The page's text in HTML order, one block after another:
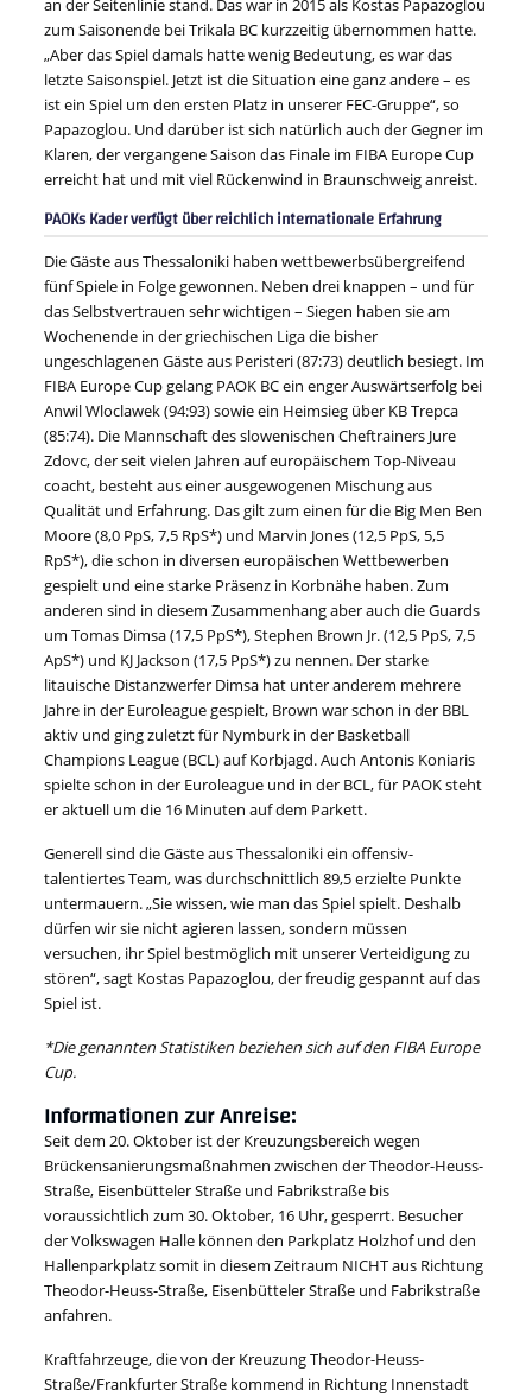
an der Seitenlinie stand. Das war in 2015 als Kostas Papazoglou
zum Saisonende bei Trikala BC kurzzeitig übernommen hatte.
„Aber das Spiel damals hatte wenig Bedeutung, es war das
letzte Saisonspiel. Jetzt ist die Situation eine ganz andere – es
ist ein Spiel um den ersten Platz in unserer FEC-Gruppe“, so
Papazoglou. Und darüber ist sich natürlich auch der Gegner im
Klaren, der vergangene Saison das Finale im FIBA Europe Cup
erreicht hat und mit viel Rückenwind in Braunschweig anreist.
PAOKs Kader verfügt über reichlich internationale Erfahrung
Die Gäste aus Thessaloniki haben wettbewerbsübergreifend
fünf Spiele in Folge gewonnen. Neben drei knappen – und für
das Selbstvertrauen sehr wichtigen – Siegen haben sie am
Wochenende in der griechischen Liga die bisher
ungeschlagenen Gäste aus Peristeri (87:73) deutlich besiegt. Im
FIBA Europe Cup gelang PAOK BC ein enger Auswärtserfolg bei
Anwil Wloclawek (94:93) sowie ein Heimsieg über KB Trepca
(85:74). Die Mannschaft des slowenischen Cheftrainers Jure
Zdovc, der seit vielen Jahren auf europäischem Top-Niveau
coacht, besteht aus einer ausgewogenen Mischung aus
Qualität und Erfahrung. Das gilt zum einen für die Big Men Ben
Moore (8,0 PpS, 7,5 RpS*) und Marvin Jones (12,5 PpS, 5,5
RpS*), die schon in diversen europäischen Wettbewerben
gespielt und eine starke Präsenz in Korbnähe haben. Zum
anderen sind in diesem Zusammenhang aber auch die Guards
um Tomas Dimsa (17,5 PpS*), Stephen Brown Jr. (12,5 PpS, 7,5
ApS*) und KJ Jackson (17,5 PpS*) zu nennen. Der starke
litauische Distanzwerfer Dimsa hat unter anderem mehrere
Jahre in der Euroleague gespielt, Brown war schon in der BBL
aktiv und ging zuletzt für Nymburk in der Basketball
Champions League (BCL) auf Korbjagd. Auch Antonis Koniaris
spielte schon in der Euroleague und in der BCL, für PAOK steht
er aktuell um die 16 Minuten auf dem Parkett.
Generell sind die Gäste aus Thessaloniki ein offensiv-
talentiertes Team, was durchschnittlich 89,5 erzielte Punkte
untermauern. „Sie wissen, wie man das Spiel spielt. Deshalb
dürfen wir sie nicht agieren lassen, sondern müssen
versuchen, ihr Spiel bestmöglich mit unserer Verteidigung zu
stören“, sagt Kostas Papazoglou, der freudig gespannt auf das
Spiel ist.
*Die genannten Statistiken beziehen sich auf den FIBA Europe
Cup.
Informationen zur Anreise:
Seit dem 20. Oktober ist der Kreuzungsbereich wegen
Brückensanierungsmaßnahmen zwischen der Theodor-Heuss-
Straße, Eisenbütteler Straße und Fabrikstraße bis
voraussichtlich zum 30. Oktober, 16 Uhr, gesperrt. Besucher
der Volkswagen Halle können den Parkplatz Holzhof und den
Hallenparkplatz somit in diesem Zeitraum NICHT aus Richtung
Theodor-Heuss-Straße, Eisenbütteler Straße und Fabrikstraße
anfahren.
Kraftfahrzeuge, die von der Kreuzung Theodor-Heuss-
Straße/Frankfurter Straße kommend in Richtung Innenstadt